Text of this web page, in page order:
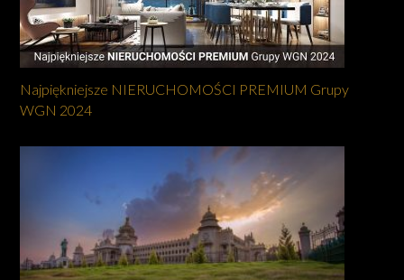
Najpiękniejsze NIERUCHOMOŚCI PREMIUM Grupy
WGN 2024